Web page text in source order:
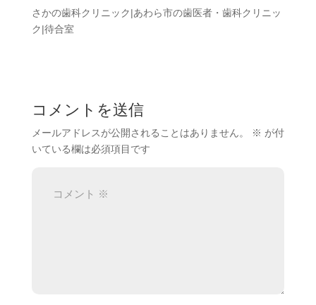
さかの歯科クリニック|あわら市の歯医者・歯科クリニッ
ク|待合室
コメントを送信
メールアドレスが公開されることはありません。 ※ が付
いている欄は必須項目です